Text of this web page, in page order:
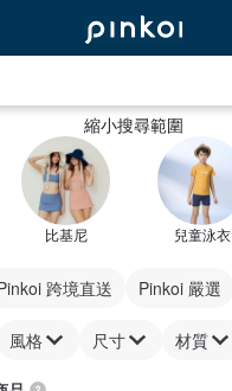
縮小搜尋範圍
比基尼 兒童泳衣
跨境直送 Pinkoi 嚴選
風格 尺寸 材質